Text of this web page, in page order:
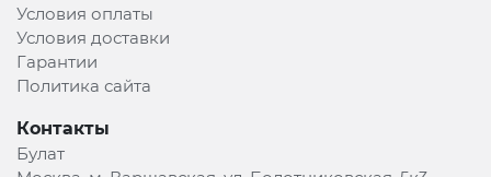
Условия оплаты
Условия доставки
Гарантии
Политика сайта
Контакты
Булат